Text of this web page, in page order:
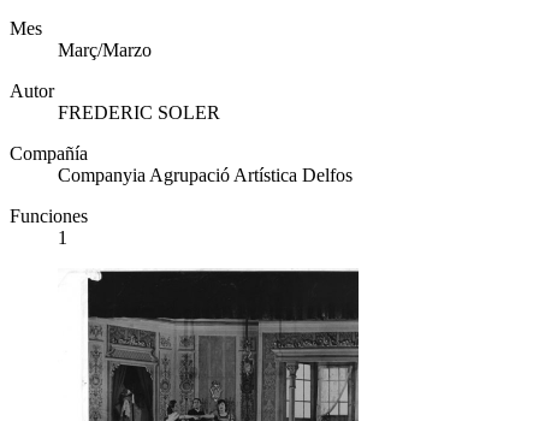
Mes
Març/Marzo
Autor
FREDERIC SOLER
Compañía
Companyia Agrupació Artística Delfos
Funciones
1